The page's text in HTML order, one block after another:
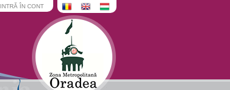
INTRĂ ÎN CONT